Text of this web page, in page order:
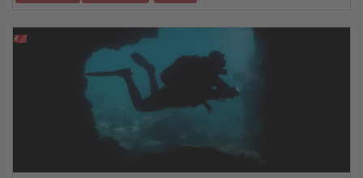
sonbahara kadar uza